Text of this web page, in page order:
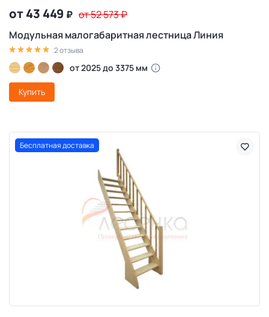
от 43 449 ₽ от 52 573₽
Модульная малогабаритная лестница Линия
2 отзыва
от 2025 до 3375 мм
Купить
Бесплатная доставка